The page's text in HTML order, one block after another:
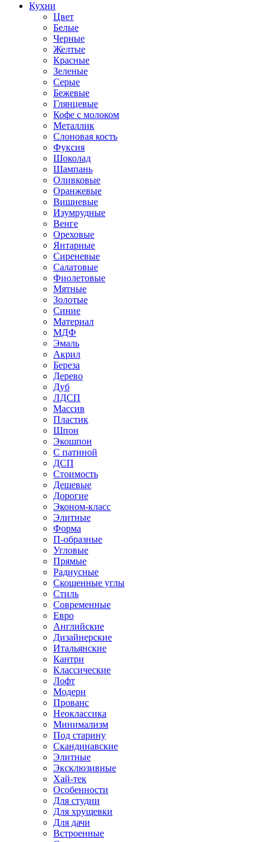
Кухни
Цвет
Белые
Черные
Желтые
Красные
Зеленые
Серые
Бежевые
Глянцевые
Кофе с молоком
Металлик
Слоновая кость
Фуксия
Шоколад
Шампань
Оливковые
Оранжевые
Вишневые
Изумрудные
Венге
Ореховые
Янтарные
Сиреневые
Салатовые
Фиолетовые
Мятные
Золотые
Синие
Материал
МДФ
Эмаль
Акрил
Береза
Дерево
Дуб
ЛДСП
Массив
Пластик
Шпон
Экошпон
С патиной
ДСП
Стоимость
Дешевые
Дорогие
Эконом-класс
Элитные
Форма
П-образные
Угловые
Прямые
Радиусные
Скошенные углы
Стиль
Современные
Евро
Английские
Дизайнерские
Итальянские
Кантри
Классические
Лофт
Модерн
Прованс
Неоклассика
Минимализм
Под старину
Скандинавские
Элитные
Эксклюзивные
Хай-тек
Особенности
Для студии
Для хрущевки
Для дачи
Встроенные